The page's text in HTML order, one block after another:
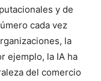
y de
cada vez
la
ejemplo, la IA ha
del comercio